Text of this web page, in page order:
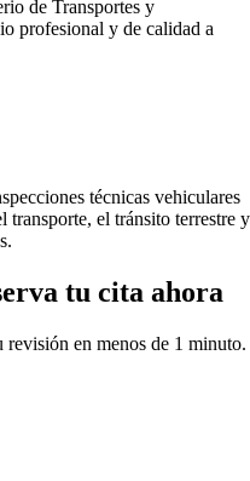
de Transportes y
profesional y de calidad a
técnicas vehiculares
transporte, el tránsito terrestre y
.
tu cita ahora
en menos de 1 minuto.